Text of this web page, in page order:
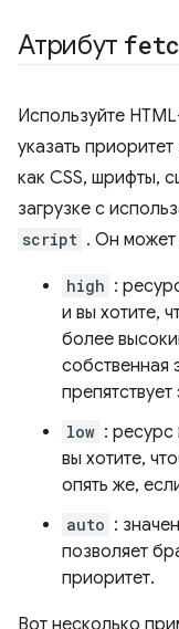
Атрибут
Используйте
указать
как CSS, шрифты,
загрузке с
script . Он может
high :
и вы хотите,
более
собственная
препятствует
low : ресурс
вы хотите,
опять же,
auto :
позволяет
приоритет.
Вот несколько